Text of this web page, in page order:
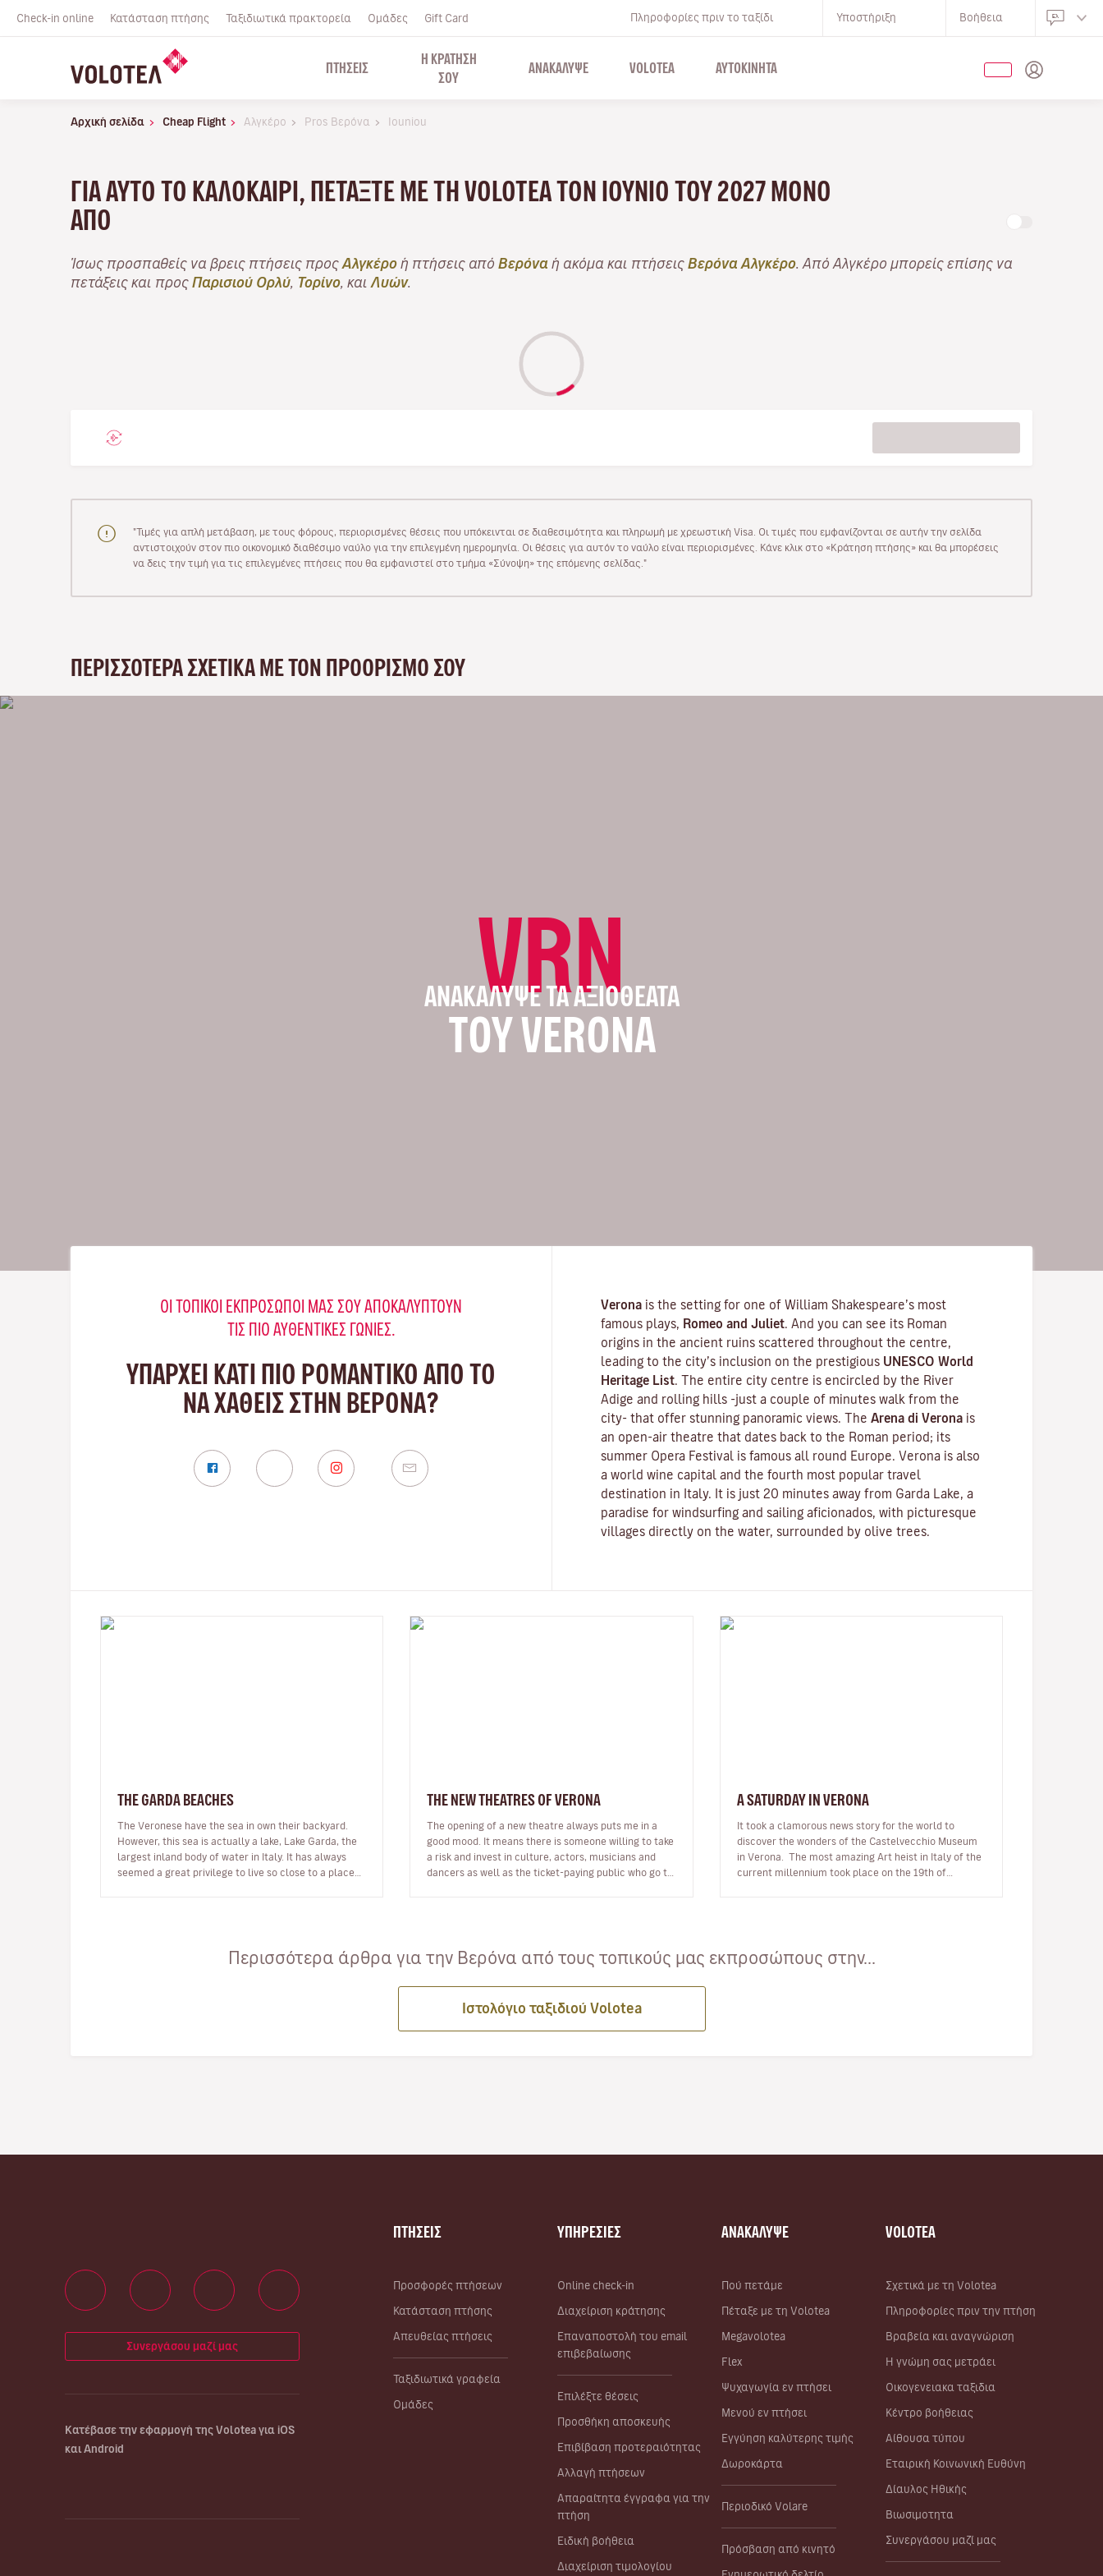
Check-in online Κατάσταση πτήσης Ταξιδιωτικά πρακτορεία Ομάδες Gift Card Πληροφορίες πριν το ταξίδι Υποστήριξη Βοήθεια
ΠΤΉΣΕΙΣ
Η ΚΡΑΤΗΣΗ
ΣΟΥ
ΑΝΑΚΑΛΥΨΕ VOLOTEA ΑΥΤΟΚΊΝΗΤΑ
Αρχική σελίδα Cheap Flight Αλγκέρο Pros Βερόνα Iouniou
ΓΙΑ ΑΥΤΌ ΤΟ ΚΑΛΟΚΑΊΡΙ, ΠΕΤΆΞΤΕ ΜΕ ΤΗ VOLOTEA ΤΟΝ ΙΟΎΝΙΟ ΤΟΥ 2027 ΜΌΝΟ
ΑΠΌ
Ίσως προσπαθείς να βρεις πτήσεις προς Αλγκέρο ή πτήσεις από Βερόνα ή ακόμα και πτήσεις Βερόνα Αλγκέρο . Από Αλγκέρο μπορείς επίσης να
πετάξεις και προς Παρισιού Ορλύ Τορίνο , και Λυών.
"Τιμές για απλή μετάβαση, με τους φόρους, περιορισμένες θέσεις που υπόκεινται σε διαθεσιμότητα και πληρωμή με χρεωστική Visa. Οι τιμές που εμφανίζονται σε αυτήν την σελίδα
αντιστοιχούν στον πιο οικονομικό διαθέσιμο ναύλο για την επιλεγμένη ημερομηνία. Οι θέσεις για αυτόν το ναύλο είναι περιορισμένες. Κάνε κλικ στο «Κράτηση πτήσης» και θα μπορέσεις
να δεις την τιμή για τις επιλεγμένες πτήσεις που θα εμφανιστεί στο τμήμα «Σύνοψη» της επόμενης σελίδας."
ΠΕΡΙΣΣΌΤΕΡΑ ΣΧΕΤΙΚΆ ΜΕ ΤΟΝ ΠΡΟΟΡΙΣΜΌ ΣΟΥ
VRN
ΑΝΑΚΆΛΥΨΕ ΤΑ ΑΞΙΟΘΈΑΤΑ
ΤΟΥ VERONA
ΟΙ ΤΟΠΙΚΟΊ ΕΚΠΡΌΣΩΠΟΊ ΜΑΣ ΣΟΥ ΑΠΟΚΑΛΎΠΤΟΥΝ
ΤΙΣ ΠΙΟ ΑΥΘΕΝΤΙΚΈΣ ΓΩΝΙΈΣ.
ΥΠΑΡΧΕΙ ΚΑΤΙ ΠΙΟ ΡΟΜΑΝΤΙΚΟ ΑΠΟ ΤΟ
ΝΑ ΧΑΘΕΙΣ ΣΤΗΝ ΒΕΡΌΝΑ?
Verona is the setting for one of William Shakespeare’s most
famous plays,
Romeo and Juliet . And you can see its Roman
origins in the ancient ruins scattered throughout the centre,
leading to the city’s inclusion on the prestigious UNESCO World
Heritage List . The entire city centre is encircled by the River
Adige and rolling hills -just a couple of minutes walk from the
city- that offer stunning panoramic views. The Arena di Verona is
an open-air theatre that dates back to the Roman period; its
summer Opera Festival is famous all round Europe. Verona is also
a world wine capital and the fourth most popular travel
destination in Italy. It is just 20 minutes away from Garda Lake, a
paradise for windsurfing and sailing aficionados, with picturesque
villages directly on the water, surrounded by olive trees.
THE GARDA BEACHES
The Veronese have the sea in own their backyard.
However, this sea is actually a lake, Lake Garda, the
largest inland body of water in Italy. It has always
seemed a great privilege to live so close to a place
THE NEW THEATRES OF VERONA
The opening of a new theatre always puts me in a
good mood. It means there is someone willing to take
a risk and invest in culture, actors, musicians and
dancers as well as the ticket-paying public who go to
A SATURDAY IN VERONA
It took a clamorous news story for the world to
discover the wonders of the Castelvecchio Museum
in Verona. The most amazing Art heist in Italy of the
current millennium took place on the 19th of
Περισσότερα άρθρα για την Βερόνα από τους τοπικούς μας εκπροσώπους στην...
Ιστολόγιο ταξιδιού Volotea
ΠΤΗΣΕΙΣ
Προσφορές πτήσεων
Κατάσταση πτήσης
Απευθείας πτήσεις
Ταξιδιωτικά γραφεία
Ομάδες
ΥΠΗΡΕΣΙΕΣ
Online check-in
Διαχείριση κράτησης
Επαναποστολή του email
επιβεβαίωσης
Επιλέξτε θέσεις
Προσθήκη αποσκευής
Επιβίβαση προτεραιότητας
Αλλαγή πτήσεων
Απαραίτητα έγγραφα για την
πτήση
Ειδική βοήθεια
Διαχείριση τιμολογίου
ΑΝΑΚΑΛΥΨΕ
Πού πετάμε
Πέταξε με τη Volotea
Megavolotea
Flex
Ψυχαγωγία εν πτήσει
Μενού εν πτήσει
Εγγύηση καλύτερης τιμής
Δωροκάρτα
Περιοδικό Volare
Πρόσβαση από κινητό
VOLOTEA
Σχετικά με τη Volotea
Πληροφορίες πριν την πτήση
Βραβεία και αναγνώριση
Η γνώμη σας μετράει
Οικογενειακα ταξιδια
Κέντρο βοήθειας
Αίθουσα τύπου
Εταιρική Κοινωνική Ευθύνη
Δίαυλος Ηθικής
Βιωσιμοτητα
Συνεργάσου μαζί μας
Συνεργάσου μαζί μας
Κατέβασε την εφαρμογή της Volotea για iOS
και Android